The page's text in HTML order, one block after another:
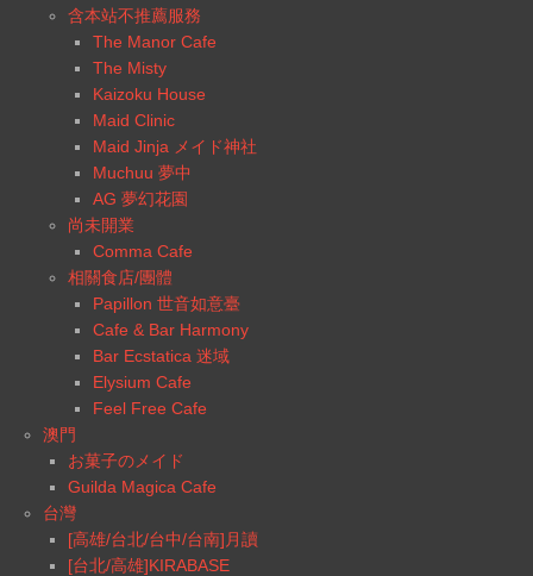
含本站不推薦服務
The Manor Cafe
The Misty
Kaizoku House
Maid Clinic
Maid Jinja メイド神社
Muchuu 夢中
AG 夢幻花園
尚未開業
Comma Cafe
相關食店/團體
Papillon 世音如意臺
Cafe & Bar Harmony
Bar Ecstatica 迷域
Elysium Cafe
Feel Free Cafe
澳門
お菓子のメイド
Guilda Magica Cafe
台灣
[高雄/台北/台中/台南]月讀
[台北/高雄]KIRABASE